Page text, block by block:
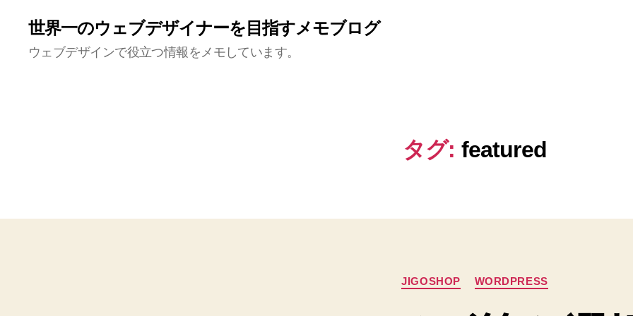
世界一のウェブデザイナーを目指すメモブログ
ウェブデザインで役立つ情報をメモしています。
タグ: featured
カ
テ
JIGOSHOP WORDPRESS